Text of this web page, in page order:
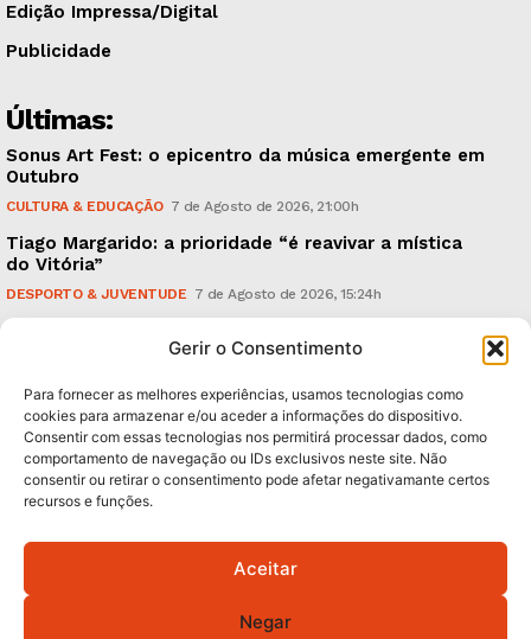
Gerir o Consentimento
Para fornecer as melhores experiências, usamos tecnologias como
cookies para armazenar e/ou aceder a informações do dispositivo.
Consentir com essas tecnologias nos permitirá processar dados, como
comportamento de navegação ou IDs exclusivos neste site. Não
consentir ou retirar o consentimento pode afetar negativamante certos
recursos e funções.
Aceitar
Negar
Edição Impressa/Digital
Publicidade
Últimas:
Sonus Art Fest: o epicentro da música emergente em
Outubro
CULTURA & EDUCAÇÃO 7 de Agosto de 2026, 21:00h
Tiago Margarido: a prioridade “é reavivar a mística
do Vitória”
DESPORTO & JUVENTUDE 7 de Agosto de 2026, 15:24h
caudais e antecipa situações de risco
Subscreva Newsletter:
QUERO ADERIR